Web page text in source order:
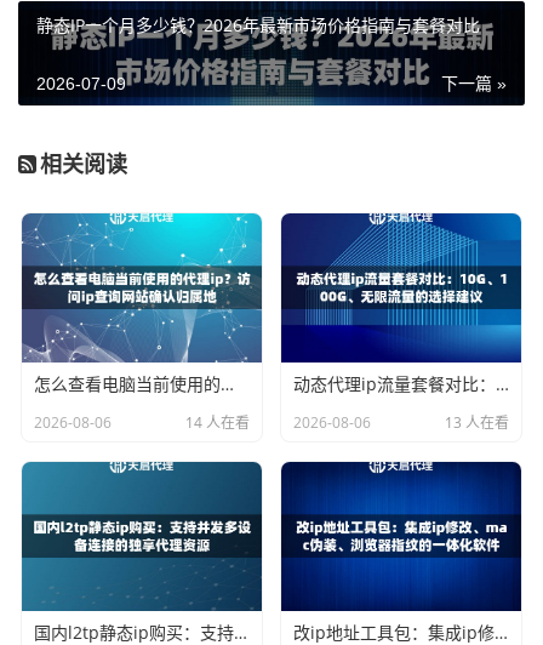
高可用性筛选：实战中的四个检验步骤
知道了指标，怎么在实际挑选中检验呢？你可以通过下面四
的IP覆盖了多少城市节点（例如天启代理覆盖全国200+城
市），以及IP的更新频率。节点多意味着选择灵活，能有效
应对地域限制；更新频率高则保证了IP池的“新鲜血液”，避
免使用陈旧的、已被标记的IP。
第二步：实测连接成功率与速度。务必利用服务商提供的免
费试用机会。编写一个简单的测试脚本，批量提取一批IP，
去访问一些稳定的公共网站（如搜索引擎首页），统计连接
成功率和平均响应时间。这是检验“可用率≥99%”和“延迟≤10
第三步：检查协议支持与易用性。确保代理服务支持你业务
所需的协议，主流的HTTP、HTTPS和SOCKS5协议都应涵
盖。查看其接入是否方便，是否提供清晰明了的API文档和
多种授权方式（如终端IP授权、用户名密码授权），这能减
静态IP一个月多少钱？2026年最新市场价格指南与套餐对比
下一篇 »
2026-07-09
相关阅读
怎么查看电脑当前使用的代理ip？访问ip查询网站确认归属地
2026-08-06 14 人在看
动态代理ip流量套餐对比：10G、100G、无限流量的选择建议
2026-08-06 13 人在看
国内l2tp静态ip购买：支持并发多设备连接的独享代理资源 改ip地址工具包：集成ip修改、mac伪装、浏览器指纹的一体化软件